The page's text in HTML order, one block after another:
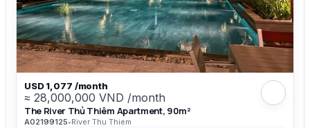
USD 1,077 /month
≈ 28,000,000 VND /month
The River Thủ Thiêm Apartment, 90m²
A02199125•River Thu Thiem